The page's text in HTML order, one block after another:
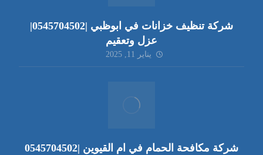
شركة تنظيف خزانات في ابوظبي |0545704502|
عزل وتعقيم
يناير 11, 2025
شركة مكافحة الحمام في ام القيوين |0545704502